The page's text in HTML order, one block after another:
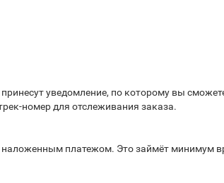
уведомление, по которому вы
номер для отслеживания заказа.
платежом. Это займёт минимум